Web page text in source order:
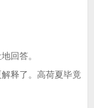
回答。
释了。高荷夏毕竟